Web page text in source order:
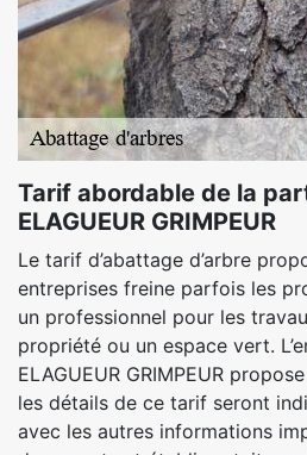
Tarif abordable de la
ELAGUEUR GRIMPEUR
Le tarif d’abattage d’arbre
entreprises freine parfois les
un professionnel pour les
propriété ou un espace vert.
ELAGUEUR GRIMPEUR
les détails de ce tarif seront
avec les autres informations